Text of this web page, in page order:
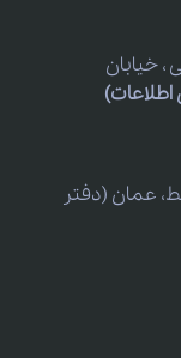
، خیابان
اطلاعات)
6، مسقط، عمان (دفتر